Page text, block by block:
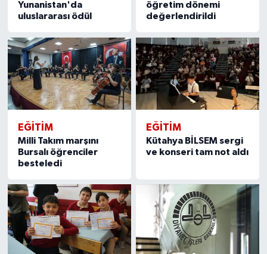
Yunanistan'da
uluslararası ödül
öğretim dönemi
değerlendirildi
EĞITIM
Milli Takım marşını
Bursalı öğrenciler
besteledi
EĞITIM
Kütahya BİLSEM sergi
ve konseri tam not aldı